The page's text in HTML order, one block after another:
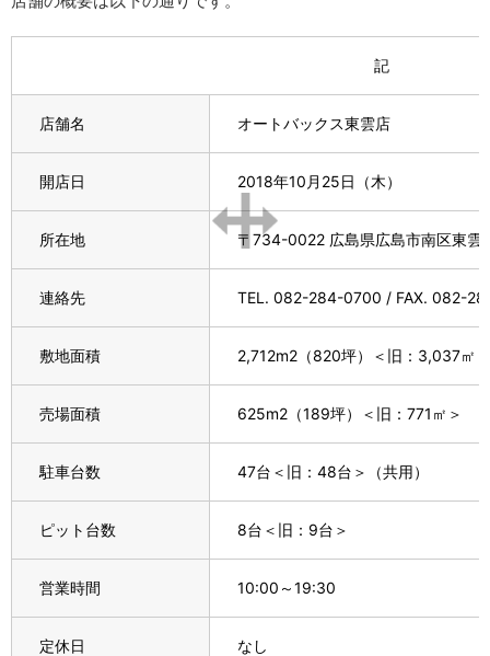
記
店舗名 オートバックス東雲店
開店日 2018年10月25日（木）
所在地 〒734-0022 広島県広島市南区東雲
連絡先 TEL. 082-284-0700 / FAX. 082-
敷地面積 2,712m2 （820坪）＜旧：3,037㎡＞
売場面積 625m2 （189坪）＜旧：771㎡＞
駐車台数 47台＜旧：48台＞（共用）
ピット台数 8台＜旧：9台＞
営業時間 10:00～19:30
定休日 なし